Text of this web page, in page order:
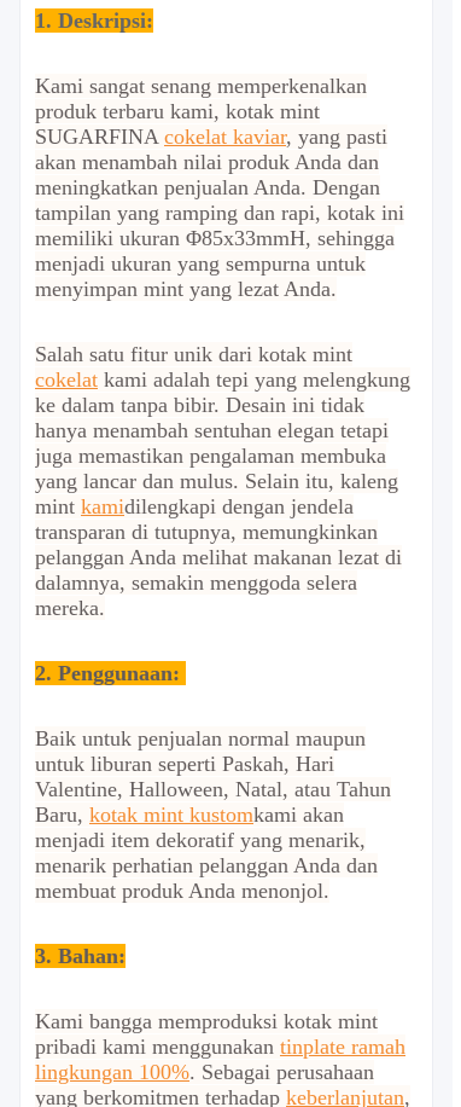
1. Deskripsi:
Kami sangat senang memperkenalkan
produk terbaru kami, kotak mint
SUGARFINA cokelat kaviar, yang pasti
akan menambah nilai produk Anda dan
meningkatkan penjualan Anda. Dengan
tampilan yang ramping dan rapi, kotak ini
memiliki ukuran Φ85x33mmH, sehingga
menjadi ukuran yang sempurna untuk
menyimpan mint yang lezat Anda.
Salah satu fitur unik dari kotak mint
cokelat kami adalah tepi yang melengkung
ke dalam tanpa bibir. Desain ini tidak
hanya menambah sentuhan elegan tetapi
juga memastikan pengalaman membuka
yang lancar dan mulus. Selain itu, kaleng
mint kamidilengkapi dengan jendela
transparan di tutupnya, memungkinkan
pelanggan Anda melihat makanan lezat di
dalamnya, semakin menggoda selera
mereka.
2. Penggunaan:
Baik untuk penjualan normal maupun
untuk liburan seperti Paskah, Hari
Valentine, Halloween, Natal, atau Tahun
Baru, kotak mint kustomkami akan
menjadi item dekoratif yang menarik,
menarik perhatian pelanggan Anda dan
membuat produk Anda menonjol.
3. Bahan:
Kami bangga memproduksi kotak mint
pribadi kami menggunakan tinplate ramah
lingkungan 100%. Sebagai perusahaan
yang berkomitmen terhadap keberlanjutan,